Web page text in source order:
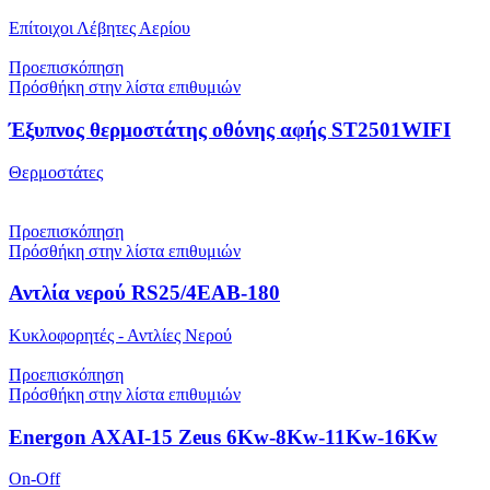
Επίτοιχοι Λέβητες Αερίου
Προεπισκόπηση
Πρόσθήκη στην λίστα επιθυμιών
Έξυπνος θερμοστάτης οθόνης αφής ST2501WIFI
Θερμοστάτες
Προεπισκόπηση
Πρόσθήκη στην λίστα επιθυμιών
Αντλία νερού RS25/4EAB-180
Κυκλοφορητές - Αντλίες Νερού
Προεπισκόπηση
Πρόσθήκη στην λίστα επιθυμιών
Energon AXAI-15 Zeus 6Kw-8Kw-11Kw-16Kw
On-Off